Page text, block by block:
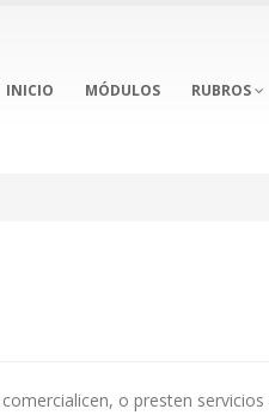
INICIO MÓDULOS RUBROS
o presten